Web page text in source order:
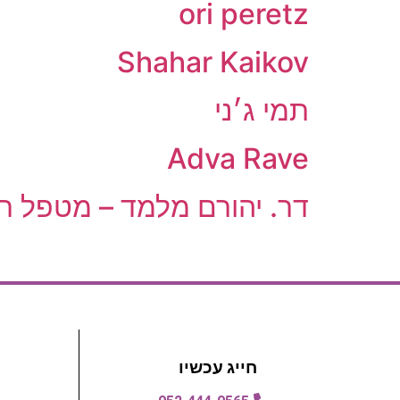
ori peretz
Shahar Kaikov
תמי ג׳ני
Adva Rave
דר. יהורם מלמד – מטפל
חייג עכשיו